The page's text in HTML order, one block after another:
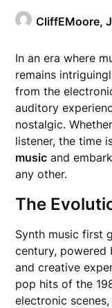
CliffEMoore,
In an era where
remains
from the
auditory
nostalgic.
listener, the time
music and
any other.
The
Synth music first
century, powered
and creative
pop hits of the
electronic